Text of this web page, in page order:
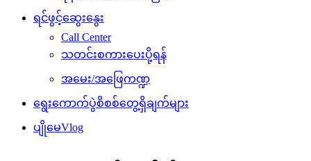
ရင်ဖွင့်ဆွေးနွေး
Call Center
သတင်းစကားပေးပို့ရန်
အမေး/အဖြေကဏ္ဍ
ရွေးကောက်ပွဲစိစစ်တွေ့ရှိချက်များ
ပျိုမေVlog